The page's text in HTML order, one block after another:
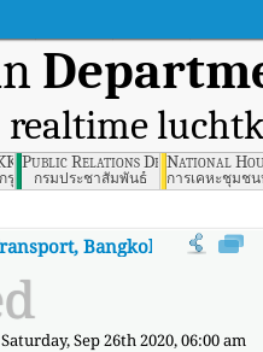
realtime
รุงเทพฯ
Public Relations Department,
กรมประชาสัมพันธ์
National
การเคหะชุมช
Bangkok De realtime
Sep 26th 2020, 06:00 am